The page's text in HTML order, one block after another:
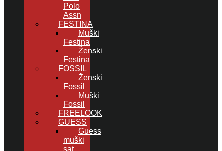
Polo
Assn
FESTINA
Muški
Festina
Ženski
Festina
FOSSIL
Ženski
Fossil
Muški
Fossil
FREELOOK
GUESS
Guess
muški
sat